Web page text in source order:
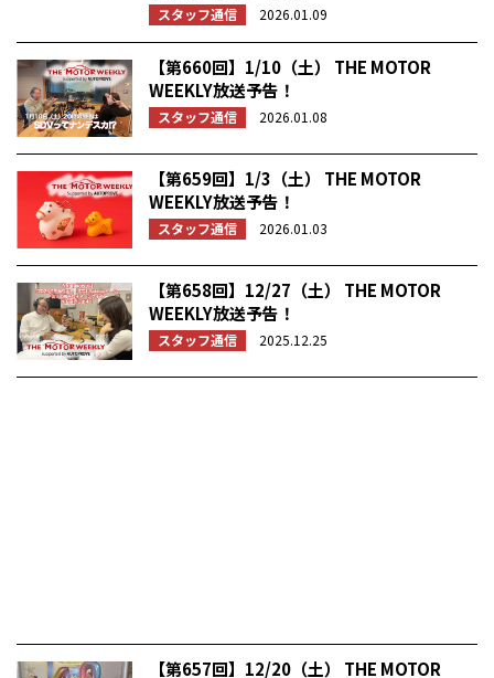
スタッフ通信 2026.01.09
【第660回】1/10（土） THE MOTOR
WEEKLY放送予告！
スタッフ通信 2026.01.08
【第659回】1/3（土） THE MOTOR
WEEKLY放送予告！
スタッフ通信 2026.01.03
【第658回】12/27（土） THE MOTOR
WEEKLY放送予告！
スタッフ通信 2025.12.25
【第657回】12/20（土） THE MOTOR